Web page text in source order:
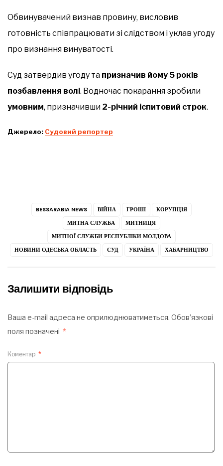
Обвинувачений визнав провину, висловив
готовність співпрацювати зі слідством і уклав угоду
про визнання винуватості.
Суд затвердив угоду та призначив йому 5 років
позбавлення волі. Водночас покарання зробили
умовним, призначивши 2-річний іспитовий строк.
Джерело: Судовий репортер
BESSARABIA NEWS ВІЙНА ГРОШІ
КОРУПЦІЯ
МИТНА СЛУЖБА
МИТНИЦЯ
МИТНОЇ СЛУЖБИ РЕСПУБЛІКИ МОЛДОВА
НОВИНИ ОДЕСЬКА ОБЛАСТЬ
СУД УКРАЇНА ХАБАРНИЦТВО
Залишити відповідь
Ваша e-mail адреса не оприлюднюватиметься. Обов’язкові
поля позначені *
Коментар *